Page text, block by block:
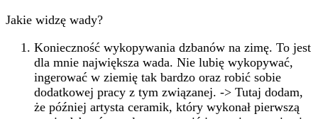
Jakie widzę wady?
Konieczność wykopywania dzbanów na zimę. To jest
dla mnie największa wada. Nie lubię wykopywać,
ingerować w ziemię tak bardzo oraz robić sobie
dodatkowej pracy z tym związanej. -> Tutaj dodam,
że później artysta ceramik, który wykonał pierwszą